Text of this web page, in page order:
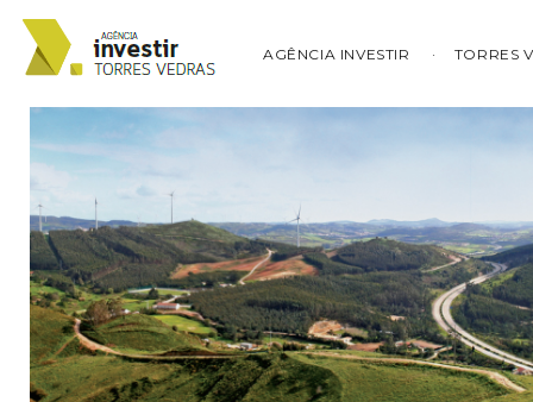
AGÊNCIA INVESTIR TORRES